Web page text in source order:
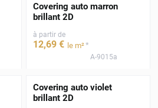
Covering auto marron
brillant 2D
à partir de
12,69 € le m²*
A-9015a
Covering auto violet
brillant 2D